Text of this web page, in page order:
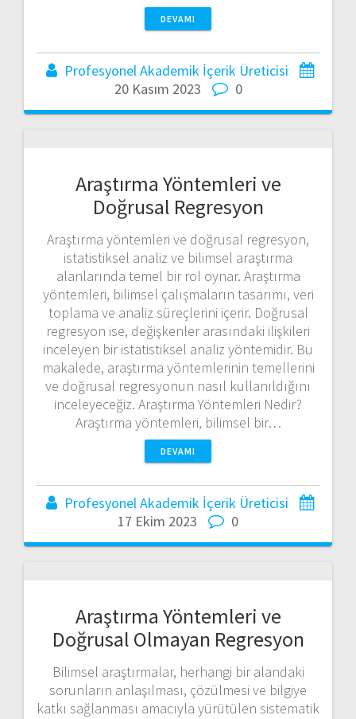
DEVAMI
Profesyonel Akademik İçerik Üreticisi
20 Kasım 2023
0
Araştırma Yöntemleri ve
Doğrusal Regresyon
Araştırma yöntemleri ve doğrusal regresyon,
istatistiksel analiz ve bilimsel araştırma
alanlarında temel bir rol oynar. Araştırma
yöntemleri, bilimsel çalışmaların tasarımı, veri
toplama ve analiz süreçlerini içerir. Doğrusal
regresyon ise, değişkenler arasındaki ilişkileri
inceleyen bir istatistiksel analiz yöntemidir. Bu
makalede, araştırma yöntemlerinin temellerini
ve doğrusal regresyonun nasıl kullanıldığını
inceleyeceğiz. Araştırma Yöntemleri Nedir?
Araştırma yöntemleri, bilimsel bir…
DEVAMI
Profesyonel Akademik İçerik Üreticisi
17 Ekim 2023
0
Araştırma Yöntemleri ve
Doğrusal Olmayan Regresyon
Bilimsel araştırmalar, herhangi bir alandaki
sorunların anlaşılması, çözülmesi ve bilgiye
katkı sağlanması amacıyla yürütülen sistematik